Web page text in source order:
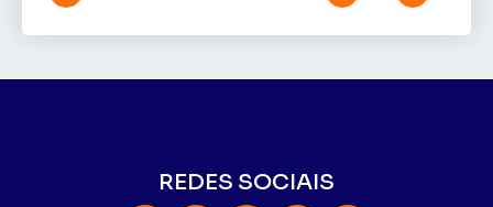
REDES SOCIAIS